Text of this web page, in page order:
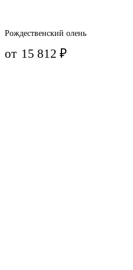
Рождественский олень
от 15 812₽